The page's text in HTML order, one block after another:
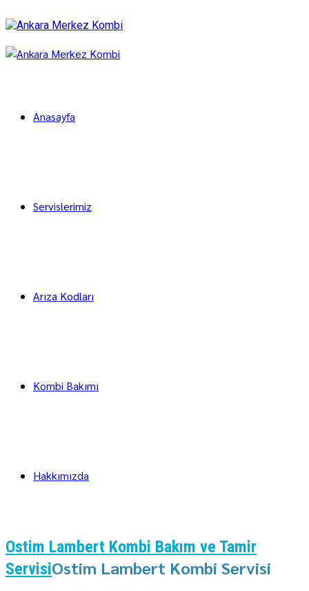
Anasayfa
Servislerimiz
Arıza Kodları
Kombi Bakımı
Hakkımızda
Ostim Lambert Kombi Bakım ve Tamir
ServisiOstim Lambert Kombi Servisi